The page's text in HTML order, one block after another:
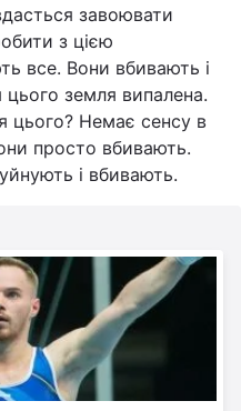
Інциденти
Туризм
Погода
Регіони
Статті
Думки
Вакансії
завоювати
з цією
все. Вони вбивають і
земля випалена.
цього? Немає сенсу в
просто вбивають.
і вбивають.